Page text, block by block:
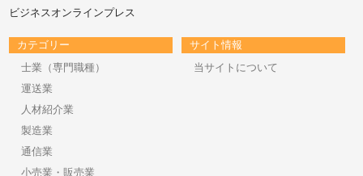
ビジネスオンラインプレス
カテゴリー
士業（専門職種）
運送業
人材紹介業
製造業
通信業
小売業・販売業
サイト情報
当サイトについて